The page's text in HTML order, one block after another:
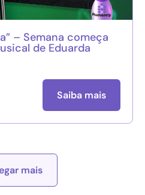
– Semana começa
de Eduarda
Saiba mais
mais